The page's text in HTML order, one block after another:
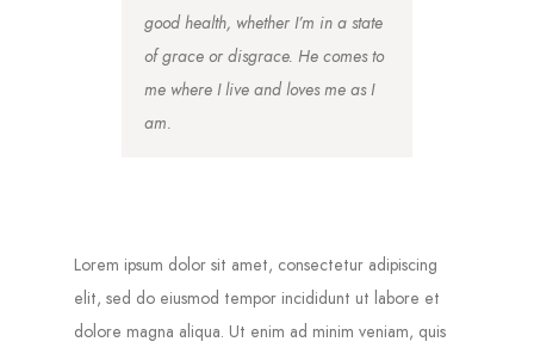
good health, whether I’m in a state
of grace or disgrace. He comes to
me where I live and loves me as I
am.
Lorem ipsum dolor sit amet, consectetur adipiscing
elit, sed do eiusmod tempor incididunt ut labore et
dolore magna aliqua. Ut enim ad minim veniam, quis